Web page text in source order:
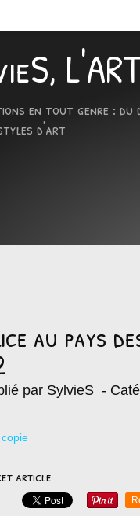
en tout genre : du
d'art
au pays
par SylvieS -
article